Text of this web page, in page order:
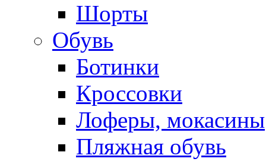
Шорты
Обувь
Ботинки
Кроссовки
Лоферы, мокасины
Пляжная обувь